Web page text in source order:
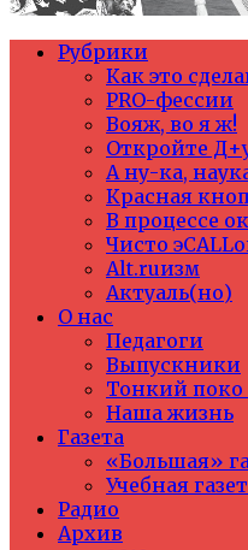
Рубрики
Как это
PRO-фессии
Вояж, во я ж!
Откройте
А ну-ка,
Красная
В процессе
Чисто
Alt.ruизм
Актуаль(но)
О нас
Педагоги
Выпускники
Тонкий
Наша жизнь
Газета
«Большая»
Учебная
Радио
Архив